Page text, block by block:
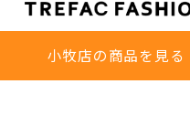
小牧店の商品を見る